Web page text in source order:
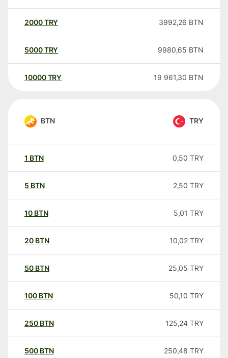
2000TRY 3992,26 BTN
5000TRY 9980,65 BTN
10000 TRY 19 961,30 BTN
BTN TRY
1 BTN 0,50 TRY
5 BTN 2,50 TRY
10 BTN 5,01 TRY
20 BTN 10,02 TRY
50 BTN 25,05 TRY
100 BTN 50,10 TRY
250 BTN 125,24 TRY
500 BTN 250,48 TRY